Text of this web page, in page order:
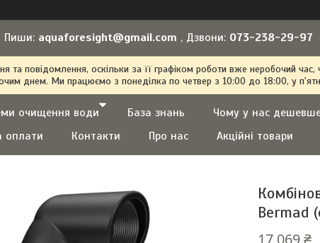
Пиши: aquaforesight@gmail.com , Дзвони: 073-238-29-97
повідомлення, оскільки за її графіком роботи вже неробочий
днем. Ми працюємо з понеділка по четвер з 10:00 до 18:00, у
очищення води База знань
Чому у нас
оплати
Контакти Про нас Акційні товари
Bermad
17 069 ₴